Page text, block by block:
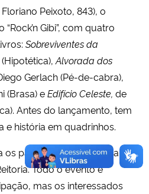
Peixoto, 843), o
Gibi”, com quatro
Sobreviventes da
Alvorada dos
Gerlach (Pé-de-cabra),
(Brasa) eEdifício Celeste, de
Antes do lançamento, tem
história em quadrinhos.
os participantes da oficina e
Todo o evento é
mas os interessados